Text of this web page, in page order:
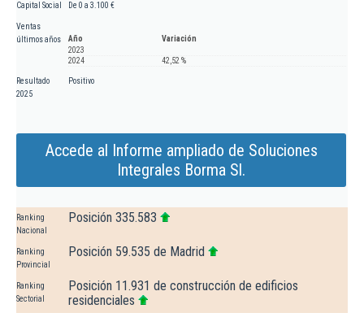
Capital Social De 0 a 3.100 €
Ventas
últimos años
Año
Variación
2023
2024
42,52 %
Resultado
2025
Positivo
Accede al Informe ampliado de Soluciones
Integrales Borma Sl.
Ranking
Nacional
Posición 335.583
Ranking
Provincial
Posición 59.535 de Madrid
Ranking
Sectorial
Posición 11.931 de construcción de edificios
residenciales